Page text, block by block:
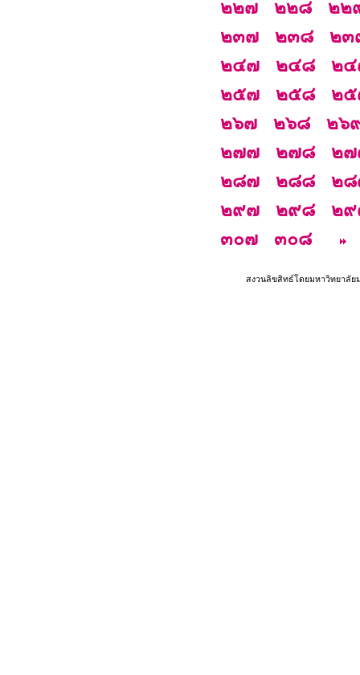
๒๒๗
๒๒๘
๒๒
๒๓๗
๒๓๘
๒๓
๒๔๗
๒๔๘
๒
๒๕๗
๒๕๘
๒
๒๖๗
๒๖๘
๒๖
๒๗๗
๒๗๘
๒
๒๘๗
๒๘๘
๒
๒๙๗
๒๙๘
๒
๓๐๗
๓๐๘
สงวนลิขสิทธ์โดยมหาวิทยาลั